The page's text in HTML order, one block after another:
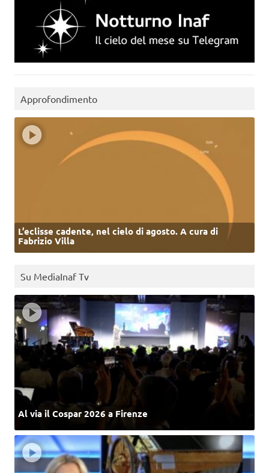
Approfondimento
L’eclisse cadente, nel cielo di agosto. A cura di
Fabrizio Villa
Su MediaInaf Tv
Al via il Cospar 2026 a Firenze